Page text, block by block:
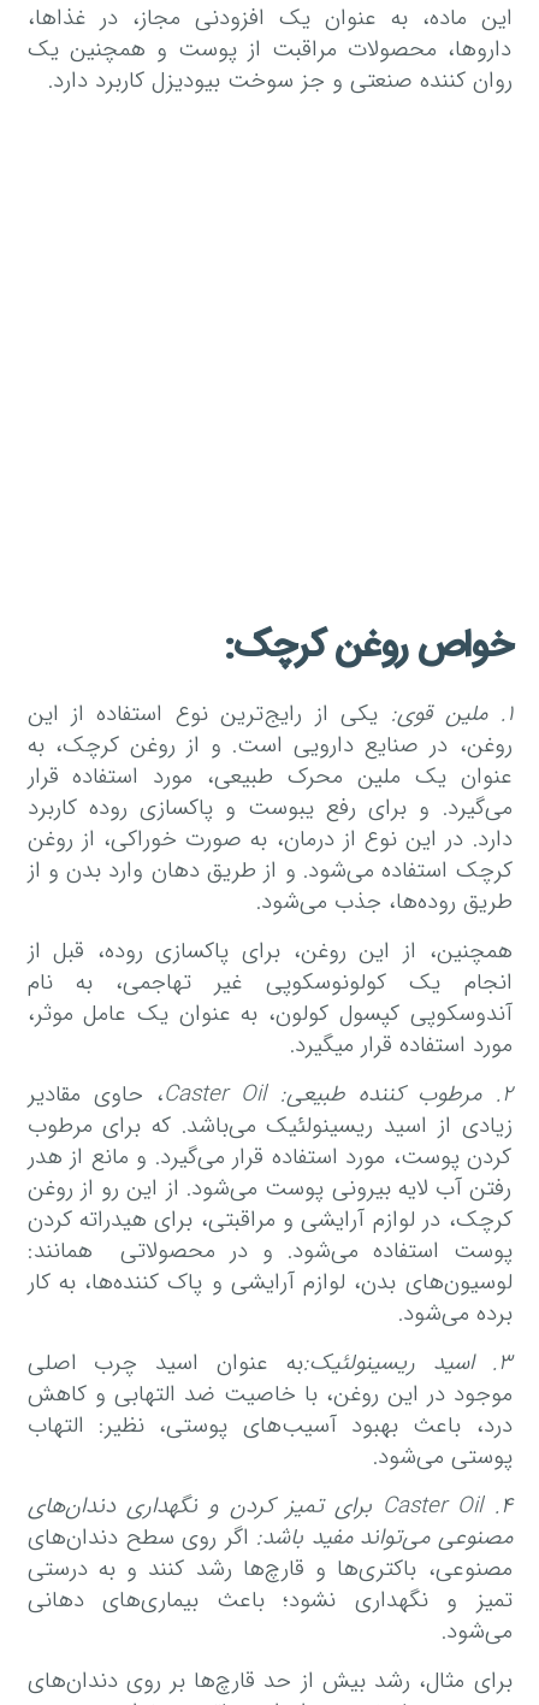
این ماده، به عنوان یک افزودنی مجاز، در غذاها،
داروها، محصولات مراقبت از پوست و همچنین یک
روان کننده صنعتی و جز سوخت بیودیزل کاربرد دارد.
خواص روغن کرچک:
۱.ملین قوی: یکی از رایج‌ترین نوع استفاده از این
روغن، در صنایع دارویی است. و از روغن کرچک، به
عنوان یک ملین محرک طبیعی، مورد استفاده قرار
می‌گیرد. و برای رفع یبوست و پاکسازی روده کاربرد
دارد. در این نوع از درمان، به صورت خوراکی، از روغن
کرچک استفاده می‌شود. و از طریق دهان وارد بدن و از
طریق روده‌ها، جذب می‌شود.
همچنین، از این روغن، برای پاکسازی روده، قبل از
انجام یک کولونوسکوپی غیر تهاجمی، به نام
آندوسکوپی کپسول کولون، به عنوان یک عامل موثر،
مورد استفاده قرار میگیرد.
۲.مرطوب کننده طبیعی: Caster Oil
، حاوی مقادیر
زیادی از اسید ریسینولئیک می‌باشد. که برای مرطوب
کردن پوست، مورد استفاده قرار می‌گیرد. و مانع از هدر
رفتن آب لایه بیرونی پوست می‌شود. از این رو از روغن
کرچک، در لوازم آرایشی و مراقبتی، برای هیدراته کردن
پوست استفاده می‌شود. و در محصولاتی همانند:
لوسیون‌های بدن، لوازم آرایشی و پاک کننده‌ها، به کار
برده می‌شود.
۳.اسید ریسینولئیک:به عنوان اسید چرب اصلی
موجود در این روغن، با خاصیت ضد التهابی و کاهش
درد، باعث بهبود آسیب‌های پوستی، نظیر: التهاب
پوستی می‌شود.
۴. Caster Oil برای تمیز کردن و نگهداری دندانهای
مصنوعی میتواند مفید باشد: اگر روی سطح دندان‌های
مصنوعی، باکتری‌ها و قارچ‌ها رشد کنند و به درستی
تمیز و نگهداری نشود؛ باعث بیماری‌های دهانی
می‌شود.
برای مثال، رشد بیش از حد قارچ‌ها بر روی دندان‌های